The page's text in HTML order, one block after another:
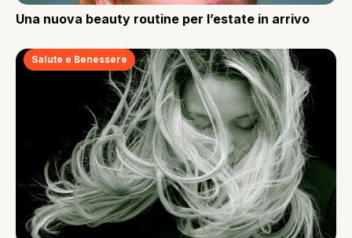
Una nuova beauty routine per l’estate in arrivo
Salute e Benessere